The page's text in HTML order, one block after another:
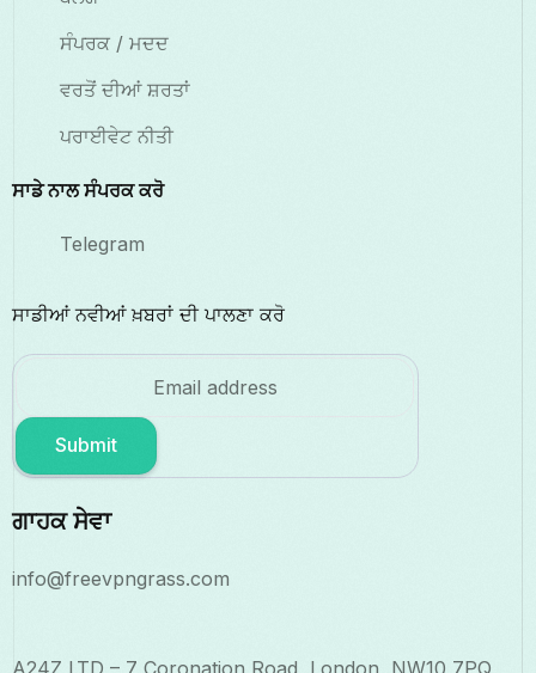
ਸੰਪਰਕ / ਮਦਦ
ਵਰਤੋਂ ਦੀਆਂ ਸ਼ਰਤਾਂ
ਪਰਾਈਵੇਟ ਨੀਤੀ
ਸਾਡੇ ਨਾਲ ਸੰਪਰਕ ਕਰੋ
Telegram
ਸਾਡੀਆਂ ਨਵੀਆਂ ਖ਼ਬਰਾਂ ਦੀ ਪਾਲਣਾ ਕਰੋ
Submit
ਗਾਹਕ ਸੇਵਾ
info@freevpngrass.com